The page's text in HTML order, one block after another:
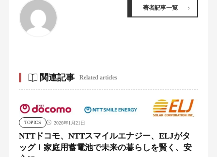
著者記事一覧
関連記事 Related articles
TOPICS 2026年1月21日
NTTドコモ、NTTスマイルエナジー、ELJがタ
ッグ！家庭用蓄電池で未来の暮らしを賢く、安